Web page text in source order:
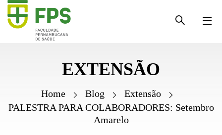
EXTENSÃO
Home Blog
Extensão
PALESTRA PARA COLABORADORES: Setembro
Amarelo